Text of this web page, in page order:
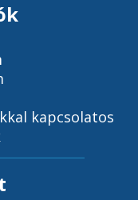
kapcsolatos